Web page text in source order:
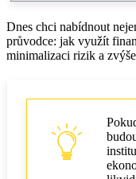
Dnes chci nabídnout
průvodce: jak využít
minimalizaci rizik a